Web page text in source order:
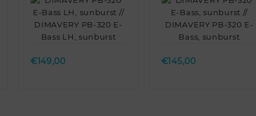
Bass LH, sunburst
Quick view
€149,00
Bass, sunburst
Quick view
€145,00